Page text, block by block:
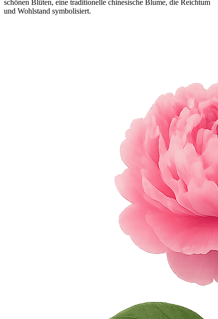
schönen Blüten, eine traditionelle chinesische Blume, die Reichtum
und Wohlstand symbolisiert.